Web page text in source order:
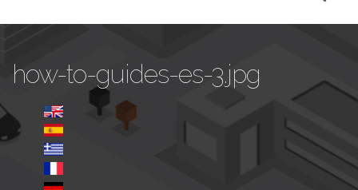
how-to-guides-es-3.jpg